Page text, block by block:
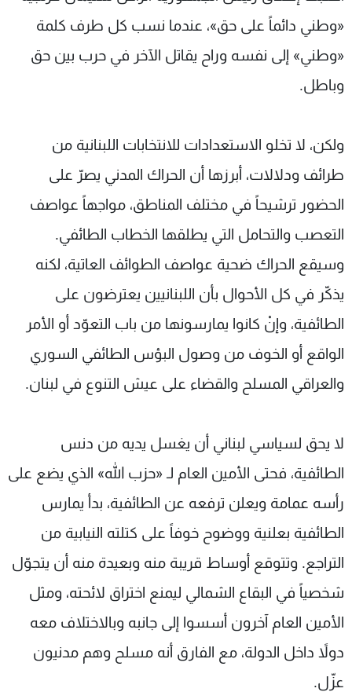
«وطني دائماً على حق»، عندما نسب كل طرف كلمة
«وطني» إلى نفسه وراح يقاتل الآخر في حرب بين حق
وباطل.
ولكن، لا تخلو الاستعدادات للانتخابات اللبنانية من
طرائف ودلالات، أبرزها أن الحراك المدني يصرّ على
الحضور ترشيحاً في مختلف المناطق، مواجهاً عواصف
التعصب والتحامل التي يطلقها الخطاب الطائفي.
وسيقع الحراك ضحية عواصف الطوائف العاتية، لكنه
يذكّر في كل الأحوال بأن اللبنانيين يعترضون على
الطائفية، وإنْ كانوا يمارسونها من باب التعوّد أو الأمر
الواقع أو الخوف من وصول البؤس الطائفي السوري
والعراقي المسلح والقضاء على عيش التنوع في لبنان.
لا يحق لسياسي لبناني أن يغسل يديه من دنس
الطائفية، فحتى الأمين العام لـ «حزب الله» الذي يضع على
رأسه عمامة ويعلن ترفعه عن الطائفية، بدأ يمارس
الطائفية بعلنية ووضوح خوفاً على كتلته النيابية من
التراجع. وتتوقع أوساط قريبة منه وبعيدة منه أن يتجوّل
شخصياً في البقاع الشمالي ليمنع اختراق لائحته، ومثل
الأمين العام آخرون أسسوا إلى جانبه وبالاختلاف معه
دولاً داخل الدولة، مع الفارق أنه مسلح وهم مدنيون
عزّل.